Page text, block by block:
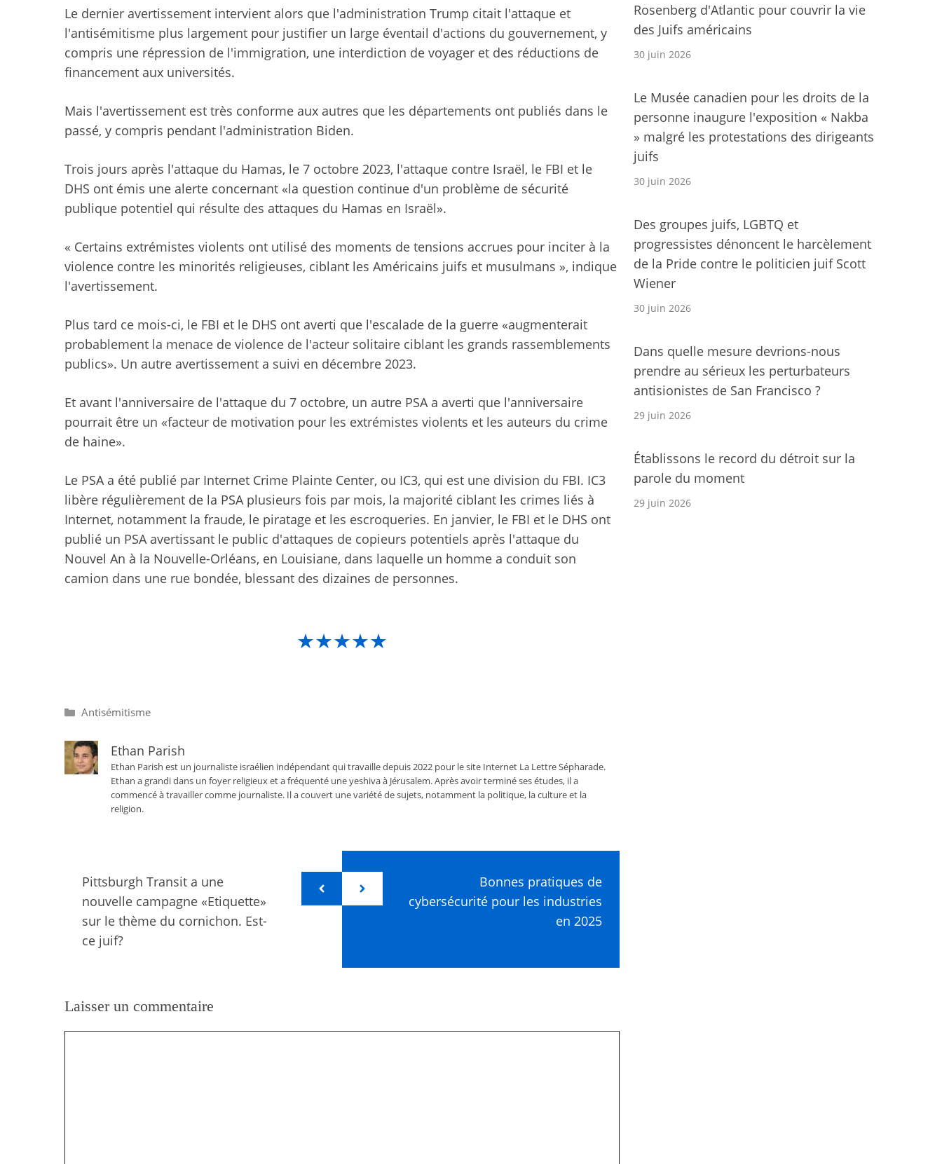
Le dernier avertissement intervient alors que l'administration Trump citait l'attaque et
l'antisémitisme plus largement pour justifier un large éventail d'actions du gouvernement, y
compris une répression de l'immigration, une interdiction de voyager et des réductions de
financement aux universités.
Mais l'avertissement est très conforme aux autres que les départements ont publiés dans le
passé, y compris pendant l'administration Biden.
Trois jours après l'attaque du Hamas, le 7 octobre 2023, l'attaque contre Israël, le FBI et le
DHS ont émis une alerte concernant «la question continue d'un problème de sécurité
publique potentiel qui résulte des attaques du Hamas en Israël».
« Certains extrémistes violents ont utilisé des moments de tensions accrues pour inciter à la
violence contre les minorités religieuses, ciblant les Américains juifs et musulmans », indique
l'avertissement.
Plus tard ce mois-ci, le FBI et le DHS ont averti que l'escalade de la guerre «augmenterait
probablement la menace de violence de l'acteur solitaire ciblant les grands rassemblements
publics». Un autre avertissement a suivi en décembre 2023.
Et avant l'anniversaire de l'attaque du 7 octobre, un autre PSA a averti que l'anniversaire
pourrait être un «facteur de motivation pour les extrémistes violents et les auteurs du crime
de haine».
Le PSA a été publié par Internet Crime Plainte Center, ou IC3, qui est une division du FBI. IC3
libère régulièrement de la PSA plusieurs fois par mois, la majorité ciblant les crimes liés à
Internet, notamment la fraude, le piratage et les escroqueries. En janvier, le FBI et le DHS ont
publié un PSA avertissant le public d'attaques de copieurs potentiels après l'attaque du
Nouvel An à la Nouvelle-Orléans, en Louisiane, dans laquelle un homme a conduit son
camion dans une rue bondée, blessant des dizaines de personnes.
★★★★★
Catégories
Antisémitisme
Ethan Parish
Ethan Parish est un journaliste israélien indépendant qui travaille depuis 2022 pour le site Internet La Lettre Sépharade.
Ethan a grandi dans un foyer religieux et a fréquenté une yeshiva à Jérusalem. Après avoir terminé ses études, il a
commencé à travailler comme journaliste. Il a couvert une variété de sujets, notamment la politique, la culture et la
religion.
Pittsburgh Transit a une
nouvelle campagne «Etiquette»
sur le thème du cornichon. Est-
ce juif?
Bonnes pratiques de
cybersécurité pour les industries
en 2025
Laisser un commentaire
Rosenberg d'Atlantic pour couvrir la vie
des Juifs américains
30 juin 2026
Le Musée canadien pour les droits de la
personne inaugure l'exposition « Nakba
» malgré les protestations des dirigeants
juifs
30 juin 2026
Des groupes juifs, LGBTQ et
progressistes dénoncent le harcèlement
de la Pride contre le politicien juif Scott
Wiener
30 juin 2026
Dans quelle mesure devrions-nous
prendre au sérieux les perturbateurs
antisionistes de San Francisco ?
29 juin 2026
Établissons le record du détroit sur la
parole du moment
29 juin 2026